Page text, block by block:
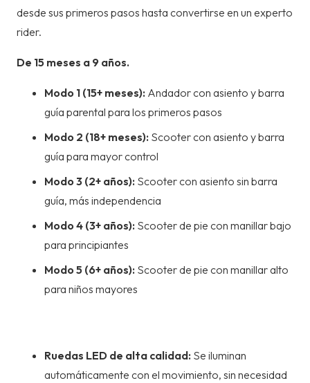
cantidad
desde sus primeros pasos hasta convertirse en un experto
rider.
De 15 meses a 9 años.
Modo 1 (15+ meses): Andador con asiento y barra
guía parental para los primeros pasos
Modo 2 (18+ meses): Scooter con asiento y barra
guía para mayor control
Modo 3 (2+ años): Scooter con asiento sin barra
guía, más independencia
Modo 4 (3+ años): Scooter de pie con manillar bajo
para principiantes
Modo 5 (6+ años): Scooter de pie con manillar alto
para niños mayores
Ruedas LED de alta calidad: Se iluminan
automáticamente con el movimiento, sin necesidad